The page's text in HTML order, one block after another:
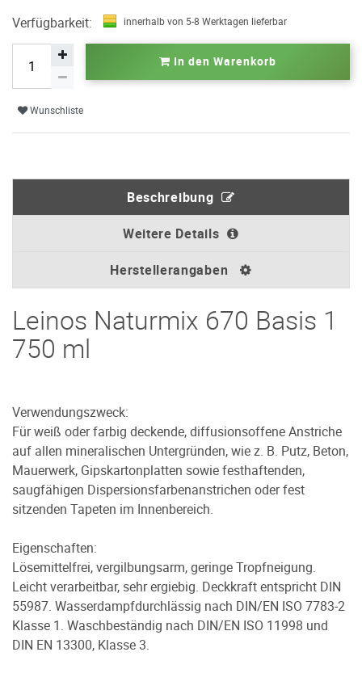
Verfügbarkeit: innerhalb von 5-8 Werktagen lieferbar
In den Warenkorb
Wunschliste
Beschreibung
Weitere Details
Herstellerangaben
Leinos Naturmix 670 Basis 1
750 ml
Verwendungszweck:
Für weiß oder farbig deckende, diffusionsoffene Anstriche
auf allen mineralischen Untergründen, wie z. B. Putz, Beton,
Mauerwerk, Gipskartonplatten sowie festhaftenden,
saugfähigen Dispersionsfarbenanstrichen oder fest
sitzenden Tapeten im Innenbereich.
Eigenschaften:
Lösemittelfrei, vergilbungsarm, geringe Tropfneigung.
Leicht verarbeitbar, sehr ergiebig. Deckkraft entspricht DIN
55987. Wasserdampfdurchlässig nach DIN/EN ISO 7783-2
Klasse 1. Waschbeständig nach DIN/EN ISO 11998 und
DIN EN 13300, Klasse 3.